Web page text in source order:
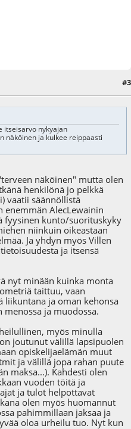
#3
itseisarvo nykyajan
näköinen ja kulkee reippaasti
näköinen" mutta olen
henkilönä jo pelkkä
vaatii säännöllistä
enemmän AlecLewainin
fyysinen kunto/suorituskyky
niinkuin oikeastaan
Ja yhdyn myös Villen
ja itsensä
nyt minään kuinka monta
taittuu, vaan
liikuntana ja oman kehonsa
ja muodossa.
myös minulla
joutunut välillä lapsipuolen
opiskelijaelämän muut
ja välillä jopa rahan puute
maksa...). Kahdesti olen
vuoden töitä ja
ja tulot helpottavat
olen myös huomannut
pahimmillaan jaksaa ja
oloa urheilu tuo. Nyt kun